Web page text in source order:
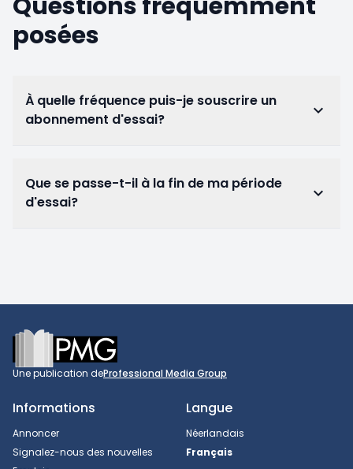
posées
À quelle fréquence puis-je souscrire un
abonnement d'essai?
keyboard_arrow_down
Que se passe-t-il à la fin de ma période
d'essai?
keyboard_arrow_down
Footer
Une publication deProfessional Media Group
Informations
Annoncer
Signalez-nous des nouvelles
Langue
Néerlandais
Français